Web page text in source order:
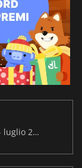
Uscite di videogiochi di questa settimana - luglio 2026 (settimana 30)